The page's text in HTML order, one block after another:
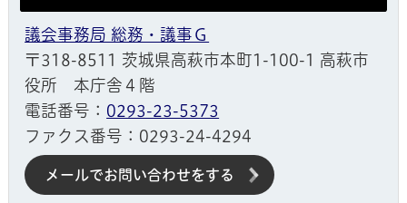
議会事務局 総務・議事Ｇ
〒318-8511 茨城県高萩市本町1-100-1 高萩市
役所 本庁舎４階
電話番号： 0293-23-5373
ファクス番号：0293-24-4294
メールでお問い合わせをする